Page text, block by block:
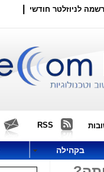
לניוזלטר חודשי
RSS
בקהילה